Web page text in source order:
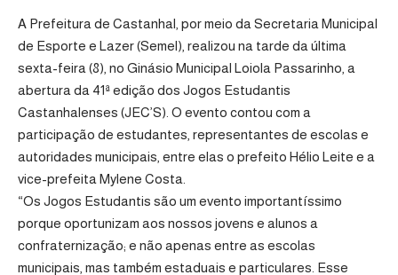
A Prefeitura de Castanhal, por meio da Secretaria Municipal
de Esporte e Lazer (Semel), realizou na tarde da última
sexta-feira (8), no Ginásio Municipal Loiola Passarinho, a
abertura da 41ª edição dos Jogos Estudantis
Castanhalenses (JEC’S). O evento contou com a
participação de estudantes, representantes de escolas e
autoridades municipais, entre elas o prefeito Hélio Leite e a
vice-prefeita Mylene Costa.
“Os Jogos Estudantis são um evento importantíssimo
porque oportunizam aos nossos jovens e alunos a
confraternização; e não apenas entre as escolas
municipais, mas também estaduais e particulares. Esse